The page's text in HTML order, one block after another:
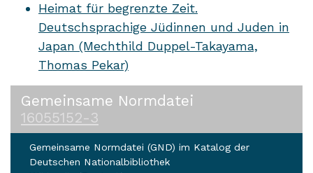
Heimat für begrenzte Zeit.
Deutschsprachige Jüdinnen und Juden in
Japan (Mechthild Duppel-Takayama,
Thomas Pekar)
Gemeinsame Normdatei
16055152-3
Gemeinsame Normdatei (GND) im Katalog der
Deutschen Nationalbibliothek